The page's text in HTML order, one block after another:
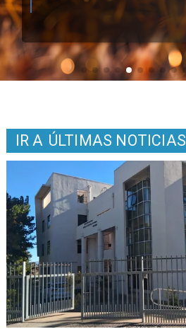
IR A ÚLTIMAS NOTICIAS